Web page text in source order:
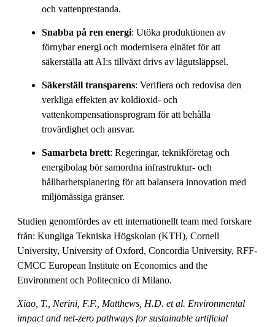
och vattenprestanda.
Snabba på ren energi: Utöka produktionen av
förnybar energi och modernisera elnätet för att
säkerställa att AI:s tillväxt drivs av lågutsläppsel.
Säkerställ transparens: Verifiera och redovisa den
verkliga effekten av koldioxid- och
vattenkompensationsprogram för att behålla
trovärdighet och ansvar.
Samarbeta brett: Regeringar, teknikföretag och
energibolag bör samordna infrastruktur- och
hållbarhetsplanering för att balansera innovation med
miljömässiga gränser.
Studien genomfördes av ett internationellt team med forskare
från: Kungliga Tekniska Högskolan (KTH), Cornell
University, University of Oxford, Concordia University, RFF-
CMCC European Institute on Economics and the
Environment och Politecnico di Milano.
Xiao, T., Nerini, F.F., Matthews, H.D. et al. Environmental
impact and net-zero pathways for sustainable artificial